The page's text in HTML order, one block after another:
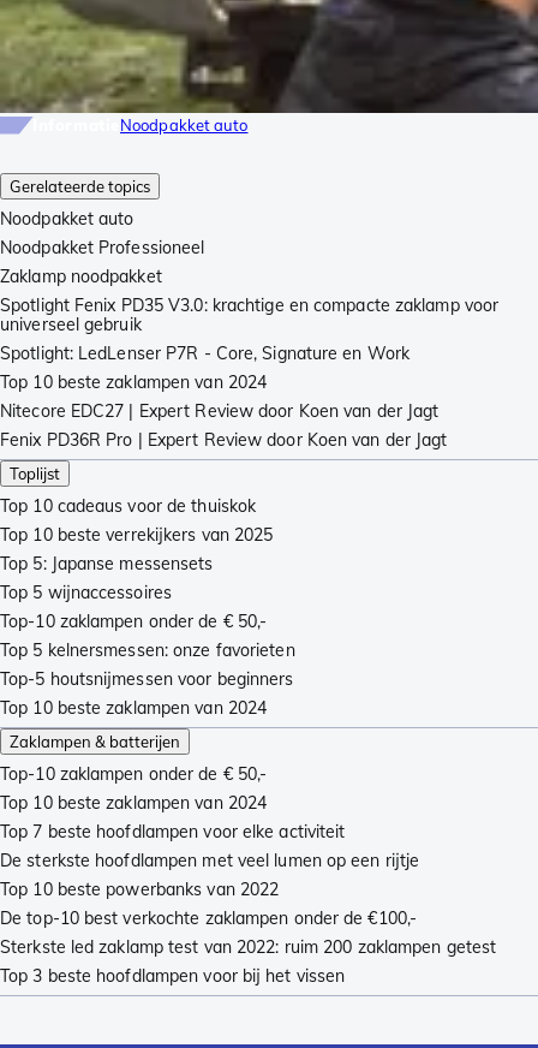
Gerelateerde topics
Noodpakket auto
Noodpakket Professioneel
Zaklamp noodpakket
Spotlight Fenix PD35 V3.0: krachtige en compacte zaklamp voor
universeel gebruik
Spotlight: LedLenser P7R - Core, Signature en Work
Top 10 beste zaklampen van 2024
Nitecore EDC27 | Expert Review door Koen van der Jagt
Fenix PD36R Pro | Expert Review door Koen van der Jagt
Toplijst
Top 10 cadeaus voor de thuiskok
Top 10 beste verrekijkers van 2025
Top 5: Japanse messensets
Top 5 wijnaccessoires
Top-10 zaklampen onder de € 50,-
Top 5 kelnersmessen: onze favorieten
Top-5 houtsnijmessen voor beginners
Top 10 beste zaklampen van 2024
Zaklampen & batterijen
Top-10 zaklampen onder de € 50,-
Top 10 beste zaklampen van 2024
Top 7 beste hoofdlampen voor elke activiteit
De sterkste hoofdlampen met veel lumen op een rijtje
Top 10 beste powerbanks van 2022
De top-10 best verkochte zaklampen onder de €100,-
Sterkste led zaklamp test van 2022: ruim 200 zaklampen getest
Top 3 beste hoofdlampen voor bij het vissen
Noodpakket auto